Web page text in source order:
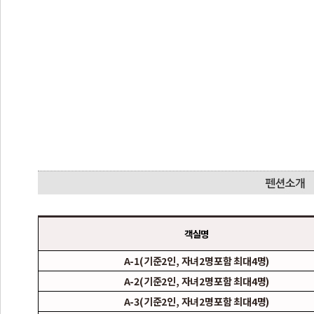
객실명
A-1(기준2인, 자녀2명포함 최대4명)
A-2(기준2인, 자녀2명포함 최대4명)
A-3(기준2인, 자녀2명포함 최대4명)